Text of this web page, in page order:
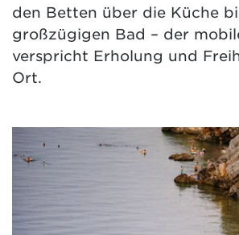
den Betten über die Küche
großzügigen Bad – der
verspricht Erholung und
Ort.